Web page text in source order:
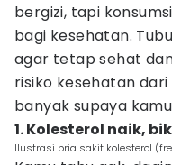
bergizi, tapi
bagi kesehatan.
agar tetap sehat
risiko kesehatan
banyak supaya
1. Kolesterol naik,
Ilustrasi pria sakit kolesterol